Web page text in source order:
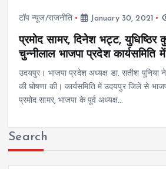
टॉप न्यूज/राजनीति January 30, 2021
प्रमोद सामर, दिनेश भट्ट, युधिष्ठिर
चुन्नीलाल भाजपा प्रदेश कार्यसमिति में
उदयपुर। भाजपा प्रदेश अध्यक्ष डा. सतीश पूनिया
की घोषणा की। कार्यसमिति में उदयपुर जिले से
प्रमोद सामर, भाजपा के पूर्व अध्यक्ष…
Search